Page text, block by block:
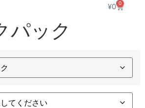
¥0 0
パック